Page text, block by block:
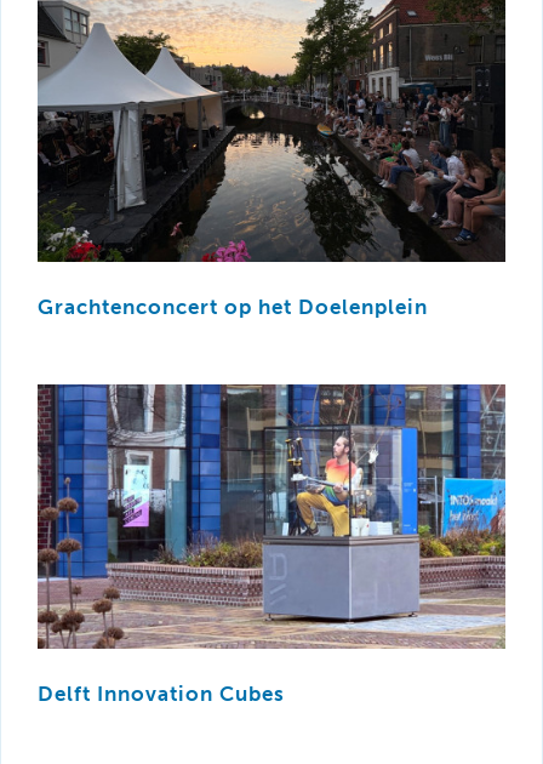
Grachtenconcert op het Doelenplein
Delft Innovation Cubes